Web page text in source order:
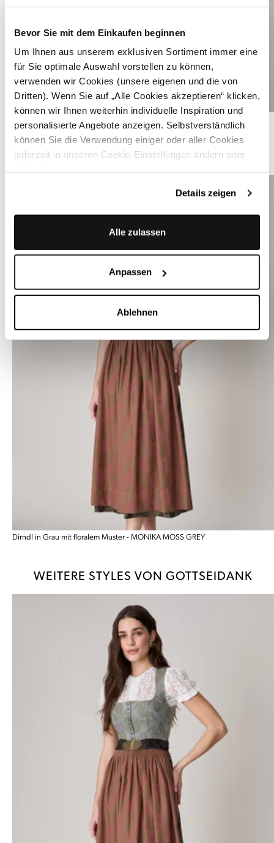
Bevor Sie mit dem Einkaufen beginnen
Um Ihnen aus unserem exklusiven Sortiment immer eine
für Sie optimale Auswahl vorstellen zu können,
verwenden wir Cookies (unsere eigenen und die von
Dritten). Wenn Sie auf „Alle Cookies akzeptieren“ klicken,
können wir Ihnen weiterhin individuelle Inspiration und
personalisierte Angebote anzeigen. Selbstverständlich
können Sie die Verwendung einiger oder aller Cookies
jederzeit in unseren Cookie-Einstellungen ändern oder
Details zeigen
Alle zulassen
Anpassen
Ablehnen
ÄHNLICHE PRODUKTE
Dirndl in Grau mit floralem Muster - MONIKA MOSS GREY
WEITERE STYLES VON GOTTSEIDANK